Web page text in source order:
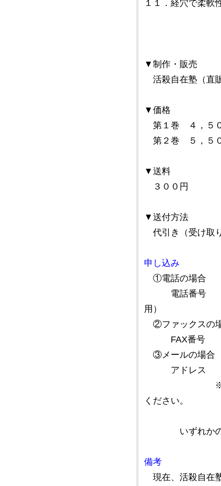
１１．経穴で柔軟
▼制作・販売
活殺自在塾（直
▼価格
第１巻 ４，５
第２巻 ５，５
▼送料
３００円
▼送付方法
代引き（受け取
申し込み
①電話の場合
電話番号 ０４
用）
②ファックスの
FAX番号 ０
③メールの場合
アドレ
※ご予約の
ください。
いずれかの方
備考
現在、活殺自在